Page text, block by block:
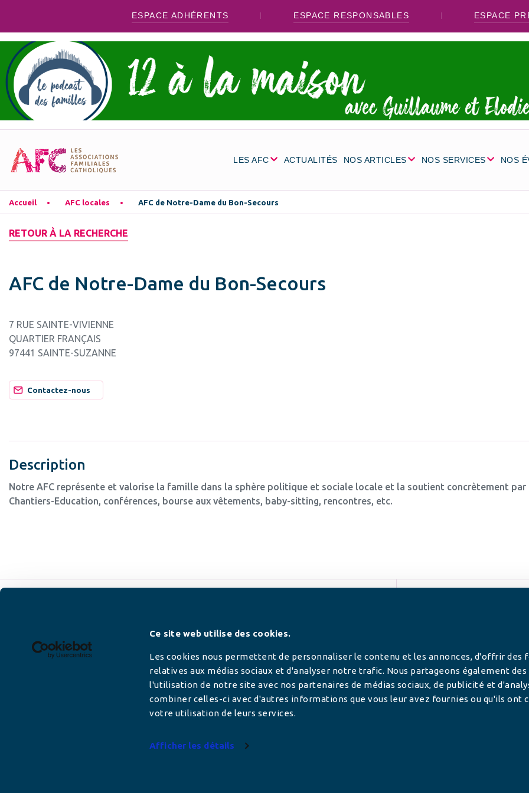
Ce site web utilise des cookies.
Les cookies nous permettent de personnaliser le contenu et les annonces, d'offrir des
relatives aux médias sociaux et d'analyser notre trafic. Nous partageons également
l'utilisation de notre site avec nos partenaires de médias sociaux, de publicité et
combiner celles-ci avec d'autres informations que vous leur avez fournies ou qu'ils ont
votre utilisation de leurs services.
Afficher les détails
ESPACE ADHÉRENTS ESPACE RESPONSABLES ESPACE
LES AFC ACTUALITÉS NOS ARTICLES NOS SERVICES NOS
Accueil AFC locales AFC de Notre-Dame du Bon-Secours
RETOUR À LA RECHERCHE
AFC de Notre-Dame du Bon-Secours
7 RUE SAINTE-VIVIENNE
QUARTIER FRANÇAIS
97441 SAINTE-SUZANNE
Contactez-nous
Description
Notre AFC représente et valorise la famille dans la sphère politique et sociale locale et la soutient concrètement par
Chantiers-Education, conférences, bourse aux vêtements, baby-sitting, rencontres, etc.
Newsletter